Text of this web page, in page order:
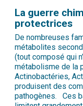
La guerre
protectrices
De nombreuses
métabolites
(tout composé qui
métabolisme de la
Actinobactéries,
produisent des
pathogènes. Ces